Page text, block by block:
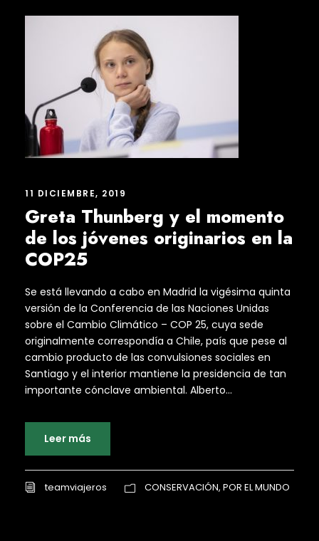
11 DICIEMBRE, 2019
Greta Thunberg y el momento
de los jóvenes originarios en la
COP25
Se está llevando a cabo en Madrid la vigésima quinta
versión de la Conferencia de las Naciones Unidas
sobre el Cambio Climático – COP 25, cuya sede
originalmente correspondía a Chile, país que pese al
cambio producto de las convulsiones sociales en
Santiago y el interior mantiene la presidencia de tan
importante cónclave ambiental. Alberto...
Leer más
teamviajeros CONSERVACIÓN, POR EL MUNDO